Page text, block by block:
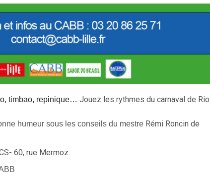
timbao, repinique… Jouez les rythmes du carnaval de Rio.
humeur sous les conseils du mestre Rémi Roncin de
60, rue Mermoz.